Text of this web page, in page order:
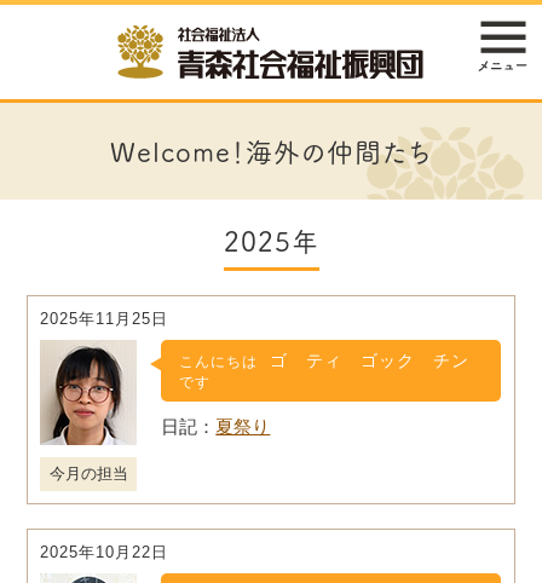
Welcome！海外の仲間たち
2025年
2025年11月25日
今月の担当
こんにちは ゴ ティ ゴック チン
です
夏祭り
2025年10月22日